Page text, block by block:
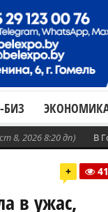
8, 2026 8:20 дп) В
+
в ужас,